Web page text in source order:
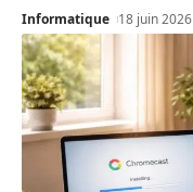
Informatique 18 juin 2026